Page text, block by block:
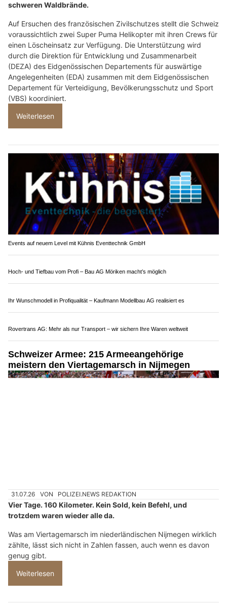
schweren Waldbrände.
Auf Ersuchen des französischen Zivilschutzes stellt die Schweiz
voraussichtlich zwei Super Puma Helikopter mit ihren Crews für
einen Löscheinsatz zur Verfügung. Die Unterstützung wird
durch die Direktion für Entwicklung und Zusammenarbeit
(DEZA) des Eidgenössischen Departements für auswärtige
Angelegenheiten (EDA) zusammen mit dem Eidgenössischen
Departement für Verteidigung, Bevölkerungsschutz und Sport
(VBS) koordiniert.
Weiterlesen
Events auf neuem Level mit Kühnis Eventtechnik GmbH
Hoch- und Tiefbau vom Profi – Bau AG Möriken macht’s möglich
Rovertrans AG: Mehr als nur Transport – wir sichern Ihre Waren weltweit